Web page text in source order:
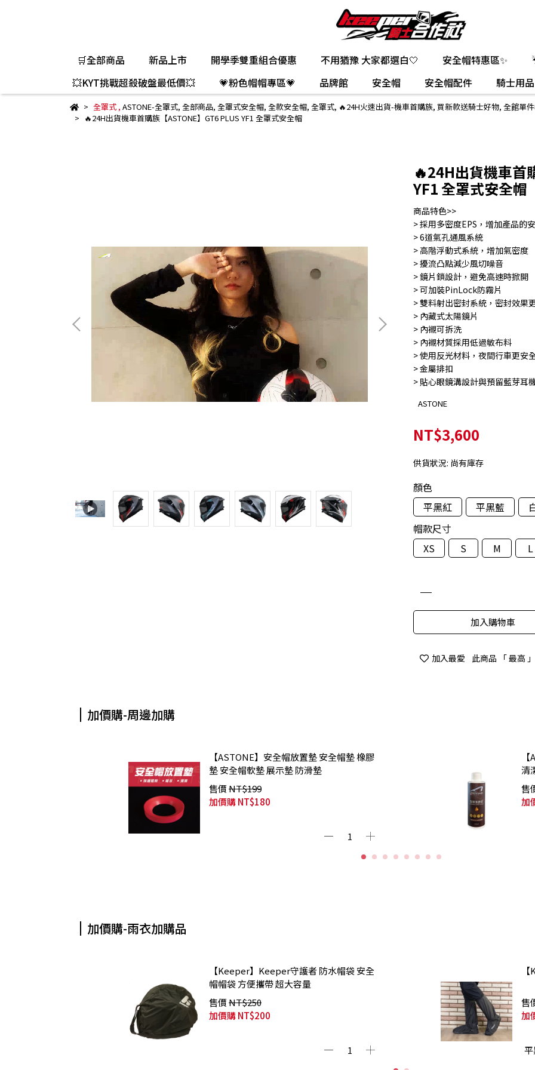
🛒全部商品 新品上市 開學季雙重組合優惠 不用猶豫 大家都選白🤍 安全帽特惠區✨
💥KYT挑戰超殺破盤最低價💥
💗粉色帽帽專區💗 品牌館 安全帽 安全帽配件 騎士用品
全罩式, ASTONE-全罩式, 全部商品, 全罩式安全帽, 全款安全帽, 全罩式, 🔥24H火速出貨-機車首購族, 買新款送騎士好物, 全館單
🔥24H出貨機車首購族【ASTONE】GT6 PLUS YF1 全罩式安全帽
🔥24H出貨機車首
YF1 全罩式安全帽
商品特色>>
> 採用多密度EPS，增加產品的
> 6道氣孔通風系統
> 高階浮動式系統，增加氣密度
> 擾流凸點減少風切噪音
> 鏡片鎖設計，避免高速時掀開
> 可加裝PinLock防霧片
> 雙料射出密封系統，密封效果
> 內藏式太陽鏡片
> 內襯可拆洗
> 內襯材質採用低過敏布料
> 使用反光材料，夜間行車更安
> 金屬排扣
> 貼心眼鏡溝設計與預留藍芽耳
ASTONE
NT$3,600
供貨狀況: 尚有庫存
顏色
平黑紅
平黑藍
帽款尺寸
XS
S M L
加入購物車
加入最愛 此商品 「 最高
加價購-周邊加購
【ASTONE】安全帽放置墊 安全帽墊 橡膠
墊 安全帽軟墊 展示墊 防滑墊
售價NT$199
加價購NT$180
清
售
加
加價購-雨衣加購品
【Keeper】Keeper守護者 防水帽袋 安全
帽帽袋 方便攜帶 超大容量
售價NT$250
加價購NT$200
售
加